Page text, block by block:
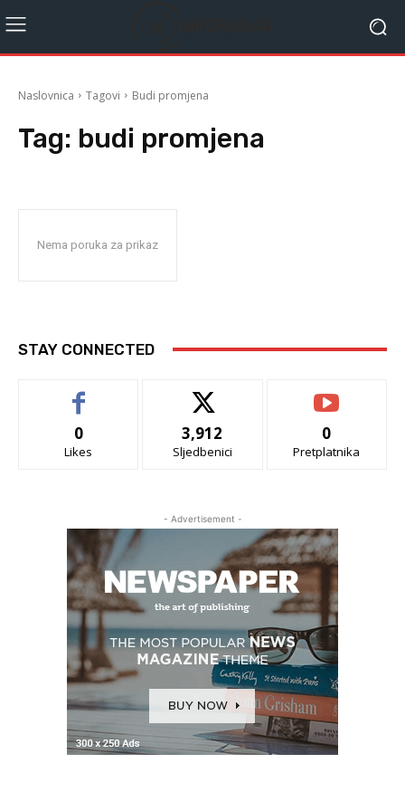
Naslovnica Tagovi Budi promjena
Tag: budi promjena
Nema poruka za prikaz
STAY CONNECTED
0
Likes
3,912
Sljedbenici
0
Pretplatnika
- Advertisement -